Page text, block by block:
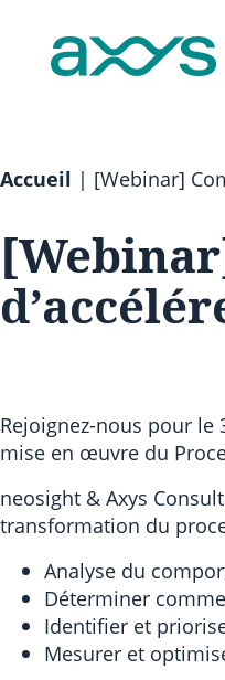
Accueil | [Webinar]
Rejoignez-nous pour le
mise en œuvre du
neosight & Axys
transformation du
Analyse du
Déterminer
Identifier et
Mesurer et